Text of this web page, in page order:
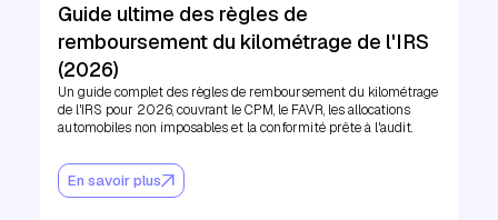
Guide ultime des règles de
remboursement du kilométrage de l'IRS
(2026)
Un guide complet des règles de remboursement du kilométrage
de l'IRS pour 2026, couvrant le CPM, le FAVR, les allocations
automobiles non imposables et la conformité prête à l'audit.
En savoir plus